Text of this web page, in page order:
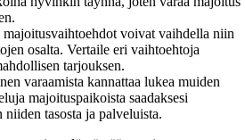
voivat vaihdella niin
osalta. Vertaile eri vaihtoehtoja
tarjouksen.
varaamista kannattaa lukea muiden
majoituspaikoista saadaksesi
niiden tasosta ja palveluista.